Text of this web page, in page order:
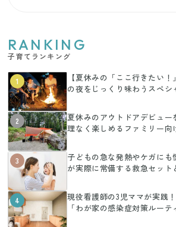
RANKING
子育てランキング
1
【夏休みの「ここ行きたい
の夜をじっくり味わうスペシ
2
夏休みのアウトドアデビュ
理なく楽しめるファミリー向
3
子どもの急な発熱やケガにも
が実際に常備する救急セット
4
現役看護師の3児ママが実践
「わが家の感染症対策ルーテ